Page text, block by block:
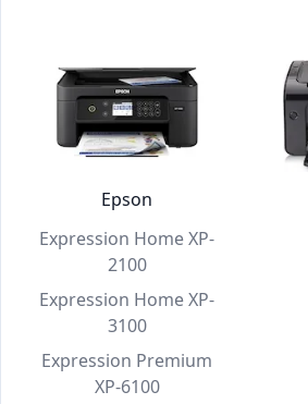
Epson
Expression Home XP-
2100
Expression Home XP-
3100
Expression Premium
XP-6100